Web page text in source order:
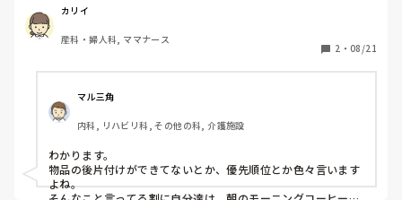
・看護師2人助産師3人いるのに、日勤であった分娩3件すべ
て私がとり、褥婦も2人みた。私1人だけ超勤。次の日、名指
しで分娩室の物品がいろいろ足りない、補充しろって言われ
⇨は？暇なやついくらでもいただろ。
・「この洗いかけは使うの？しまうの？」「これどうなって
るの？」⇨お前の受け持ち対応して、中断してんだよ。
何から何まで一言いわれて、本当に嫌。
同期や後輩がメンタルですぐ休むから誰もダメだししない
し。私にあたるの辞めて欲しい。
カリイ
産科・婦人科, ママナース
2 ・ 08/21
マル三角
内科, リハビリ科, その他の科, 介護施設
わかります。
物品の後片付けができてないとか、優先順位とか色々言います
よね。